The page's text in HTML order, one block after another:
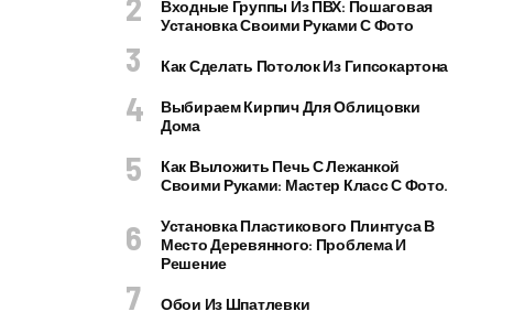
Входные Группы Из ПВХ: Пошаговая
Установка Своими Руками С Фото
Как Сделать Потолок Из Гипсокартона
Выбираем Кирпич Для Облицовки
Дома
Как Выложить Печь С Лежанкой
Своими Руками: Мастер Класс С Фото.
Установка Пластикового Плинтуса В
Место Деревянного: Проблема И
Решение
Обои Из Шпатлевки